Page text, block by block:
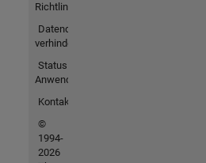
Richtlinien
Datendiebstahl
verhindern
Status von
Anwendungen
Kontakt
©
1994-
2026